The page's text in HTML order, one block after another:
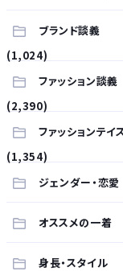
ブランド談義
(1,024)
ファッション談義
(2,390)
ファッションテイ
(1,354)
ジェンダー・恋愛
オススメの一着
身長・スタイル